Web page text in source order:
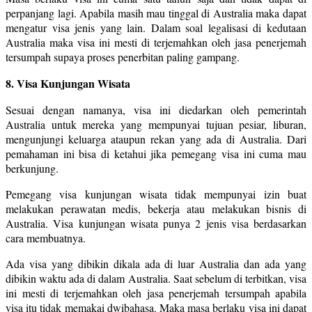
perpanjang lagi. Apabila masih mau tinggal di Australia maka dapat
mengatur visa jenis yang lain. Dalam soal legalisasi di kedutaan
Australia maka visa ini mesti di terjemahkan oleh jasa penerjemah
tersumpah supaya proses penerbitan paling gampang.
8. Visa Kunjungan Wisata
Sesuai dengan namanya, visa ini diedarkan oleh pemerintah
Australia untuk mereka yang mempunyai tujuan pesiar, liburan,
mengunjungi keluarga ataupun rekan yang ada di Australia. Dari
pemahaman ini bisa di ketahui jika pemegang visa ini cuma mau
berkunjung.
Pemegang visa kunjungan wisata tidak mempunyai izin buat
melakukan perawatan medis, bekerja atau melakukan bisnis di
Australia. Visa kunjungan wisata punya 2 jenis visa berdasarkan
cara membuatnya.
Ada visa yang dibikin dikala ada di luar Australia dan ada yang
dibikin waktu ada di dalam Australia. Saat sebelum di terbitkan, visa
ini mesti di terjemahkan oleh jasa penerjemah tersumpah apabila
visa itu tidak memakai dwibahasa. Maka masa berlaku visa ini dapat